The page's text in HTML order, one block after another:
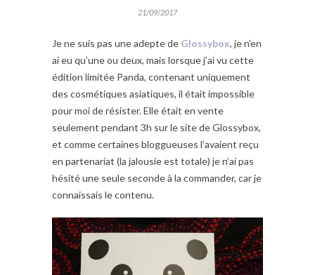
21/09/2017
Je ne suis pas une adepte de Glossybox, je n’en
ai eu qu’une ou deux, mais lorsque j’ai vu cette
édition limitée Panda, contenant uniquement
des cosmétiques asiatiques, il était impossible
pour moi de résister. Elle était en vente
seulement pendant 3h sur le site de Glossybox,
et comme certaines bloggueuses l’avaient reçu
en partenariat (la jalousie est totale) je n’ai pas
hésité une seule seconde à la commander, car je
connaissais le contenu.